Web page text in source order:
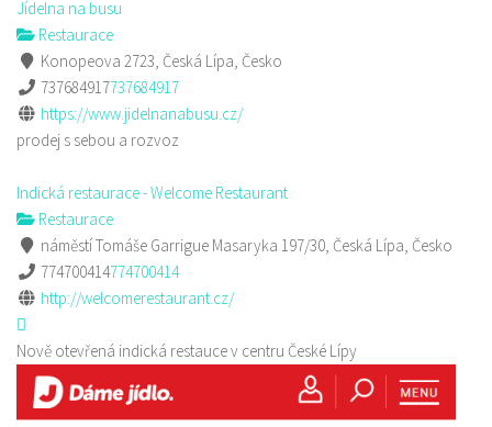
Jídelna na busu
Restaurace
Konopeova 2723, Česká Lípa, Česko
737684917737684917
https://www.jidelnanabusu.cz/
prodej s sebou a rozvoz
Indická restaurace - Welcome Restaurant
Restaurace
náměstí Tomáše Garrigue Masaryka 197/30, Česká Lípa, Česko
774700414774700414
http://welcomerestaurant.cz/
Nově otevřená indická restauce v centru České Lípy